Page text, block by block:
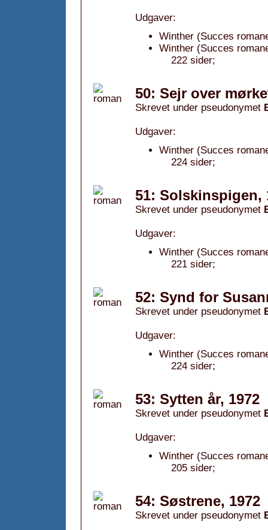
Udgaver:
Winther (Succes
Winther (Succes
222 sider;
50: Sejr over
Skrevet under pseudonymet
Udgaver:
Winther (Succes
224 sider;
51: Solskinspigen,
Skrevet under pseudonymet
Udgaver:
Winther (Succes
221 sider;
52: Synd for
Skrevet under pseudonymet
Udgaver:
Winther (Succes
224 sider;
53: Sytten år, 1972
Skrevet under pseudonymet
Udgaver:
Winther (Succes
205 sider;
54: Søstrene, 1972
Skrevet under pseudonymet